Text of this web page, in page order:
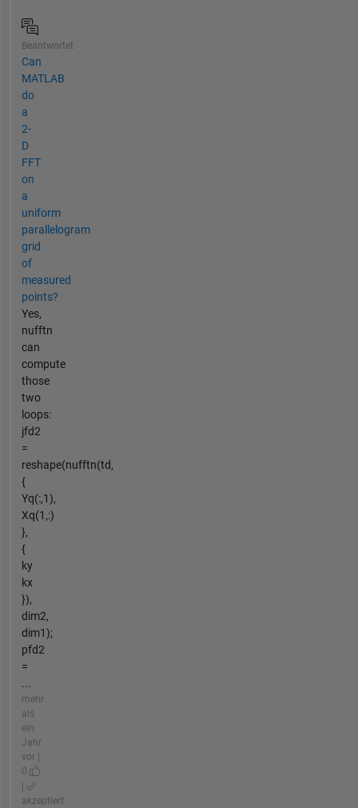
Beantwortet
Can
MATLAB
do
a
2-
D
FFT
on
a
uniform
parallelogram
grid
of
measured
points?
Yes,
nufftn
can
compute
those
two
loops:
jfd2
=
reshape(nufftn(td,
{
Yq(:,1),
Xq(1,:)
},
{
ky
kx
}),
dim2,
dim1);
pfd2
=
...
mehr
als
ein
Jahr
vor |
0
akzeptiert